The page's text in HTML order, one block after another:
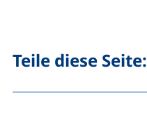
Teile diese Seite: